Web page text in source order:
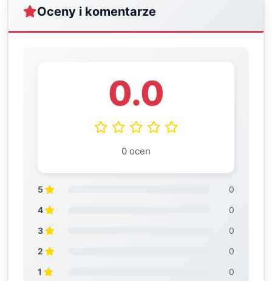
Oceny i komentarze
0.0
0 ocen
5
0
4
0
3
0
2
0
1
0